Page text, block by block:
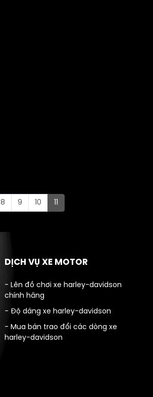
8 9 10
DỊCH VỤ XE MOTOR
- Lên đồ chơi xe harley-davidson
chính hãng
- Độ dáng xe harley-davidson
- Mua bán trao đổi các dòng xe
harley-davidson